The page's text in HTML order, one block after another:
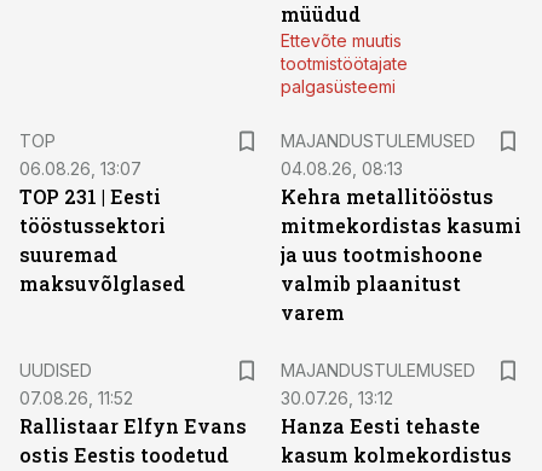
müüdud
Ettevõte muutis
tootmistöötajate
palgasüsteemi
TOP
06.08.26, 13:07
TOP 231 | Eesti
tööstussektori
suuremad
maksuvõlglased
MAJANDUSTULEMUSED
04.08.26, 08:13
Kehra metallitööstus
mitmekordistas kasumi
ja uus tootmishoone
valmib plaanitust
varem
UUDISED
07.08.26, 11:52
Rallistaar Elfyn Evans
ostis Eestis toodetud
MAJANDUSTULEMUSED
30.07.26, 13:12
Hanza Eesti tehaste
kasum kolmekordistus